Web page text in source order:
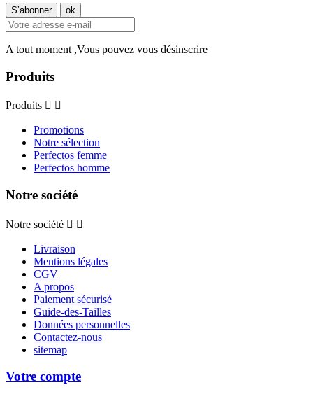
A tout moment ,Vous pouvez vous désinscrire
Produits
Produits  
Promotions
Notre sélection
Perfectos femme
Perfectos homme
Notre société
Notre société  
Livraison
Mentions légales
CGV
A propos
Paiement sécurisé
Guide-des-Tailles
Données personnelles
Contactez-nous
sitemap
Votre compte